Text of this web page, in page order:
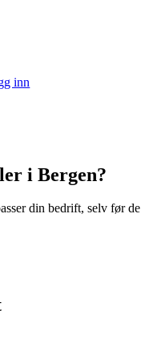
inn
i Bergen?
din bedrift, selv før